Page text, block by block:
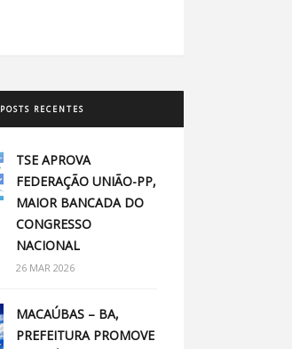
POSTS RECENTES
TSE APROVA
FEDERAÇÃO UNIÃO-PP,
MAIOR BANCADA DO
CONGRESSO
NACIONAL
26 MAR 2026
MACAÚBAS – BA,
PREFEITURA PROMOVE